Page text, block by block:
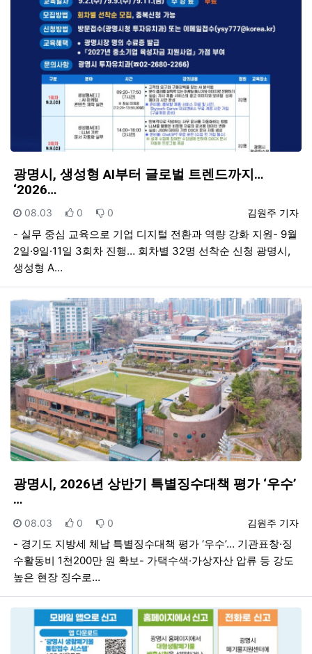
광명시, 생성형 AI부터 글로벌 트렌드까지…
‘2026…
등록자
김원주 기자
등록일
08.03 추천
0 비추천
0
- 실무 중심 교육으로 기업 디지털 전환과 역량 강화 지원- 9월
2일·9일·11일 3회차 진행… 회차별 32명 선착순 신청 광명시,
생성형 A…
광명시, 2026년 상반기 특별징수대책 평가 ‘우수’
…
등록자
김원주 기자
등록일
08.03 추천
0 비추천
0
- 경기도 지방세 체납 특별징수대책 평가 ‘우수’… 기관표창·징
수활동비 1천200만 원 확보- 가택수색·가상자산 압류 등 강도
높은 현장 징수로…